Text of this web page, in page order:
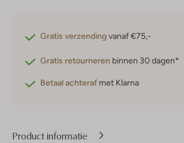
Gratis verzendingvanaf €75,-
Gratis retourneren binnen 30 dagen*
Betaal achteraf met Klarna
Product informatie